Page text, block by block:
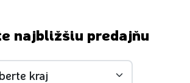
najbližšiu predajňu